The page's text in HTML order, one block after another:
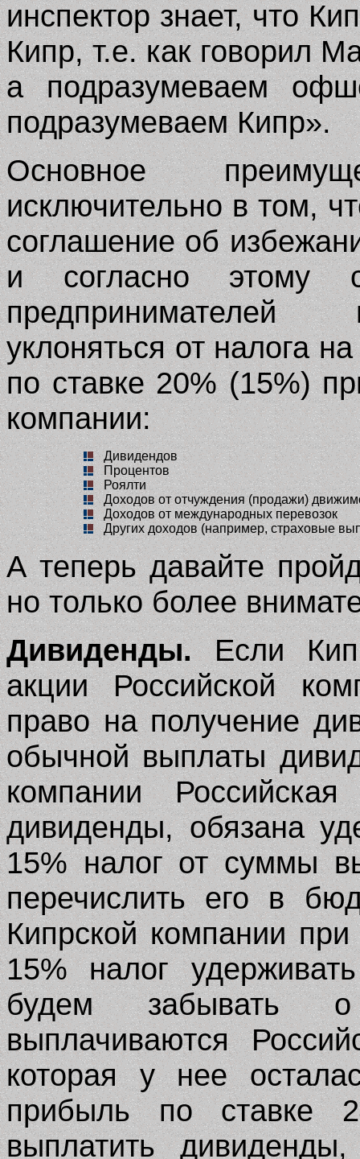
инспектор знает, что
Кипр, т.е. как говорил
а подразумеваем
подразумеваем Кипр».
Основное
исключительно в том,
соглашение об
и согласно этому
предпринимателей
уклоняться от налога
по ставке 20% (15%)
компании:
Дивидендов
Процентов
Роялти
Доходов от отчуждения (продажи)
Доходов от международных перевозок
Других доходов (например, страховые
А теперь давайте
но только более
Дивиденды.Если
акции Российской
право на получение
обычной выплаты
компании
дивиденды, обязана
15% налог от суммы
перечислить его в
Кипрской компании
15% налог
будем забывать
выплачиваются
которая у нее
прибыль по ставке
выплатить